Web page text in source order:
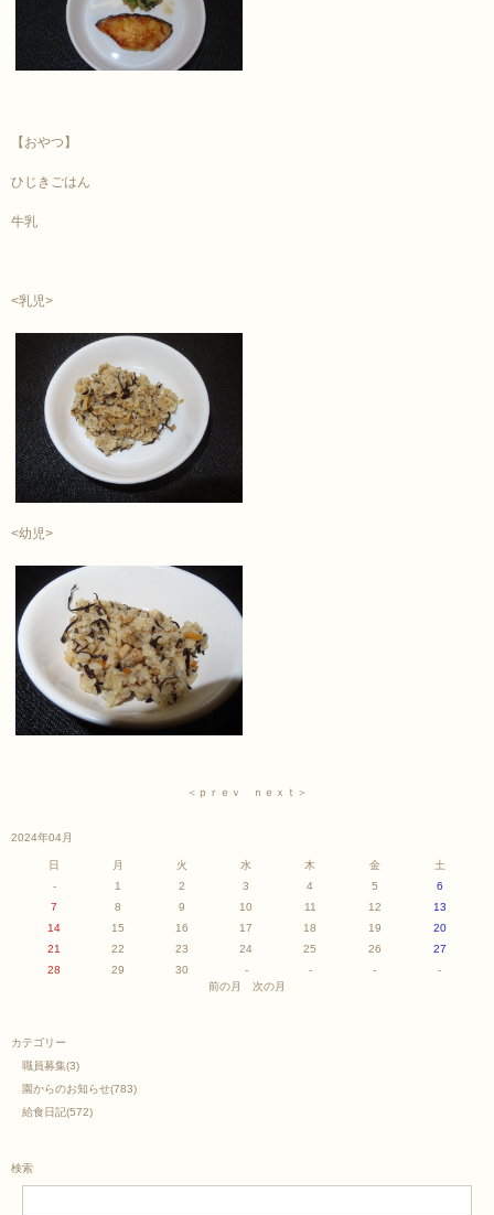
【おやつ】
ひじきごはん
牛乳
<乳児>
<幼児>
＜ｐｒｅｖ ｎｅｘｔ＞
2024年04月
日 月 火 水 木 金
土
-
1 2 3 4 5
6
7
8 9 10 11 12
13
14
15 16 17 18 19
20
21
22 23 24 25 26
27
28
29 30 - - -
-
前の月
次の月
カテゴリー
職員募集(3)
園からのお知らせ(783)
給食日記(572)
検索